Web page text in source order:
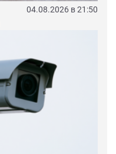
04.08.2026 в 21:50